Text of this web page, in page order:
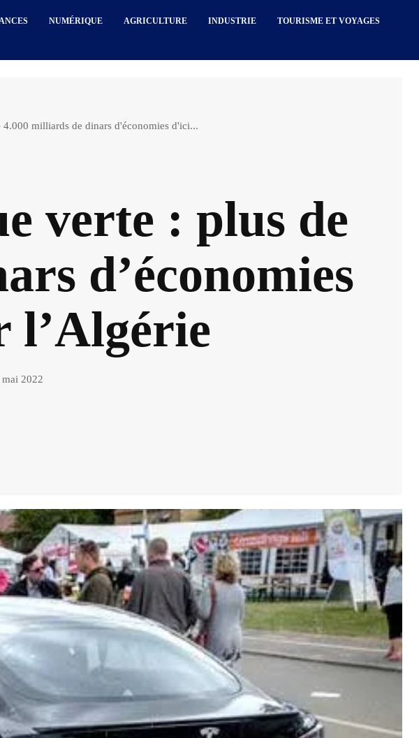
NUMÉRIQUE AGRICULTURE INDUSTRIE TOURISME ET VOYAGES
milliards de dinars d'économies d'ici...
verte : plus de
d’économies
l’Algérie
mai 2022